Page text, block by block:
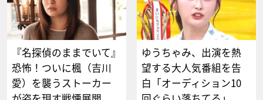
『名探偵のままでいて』
恐怖！ついに楓（吉川
愛）を襲うストーカー
ゆうちゃみ、出演を熱
望する大人気番組を告
白「オーディション10